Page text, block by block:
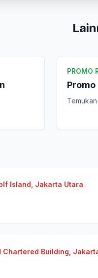
PROMO
Promo
Island, Jakarta Utara
Chartered Building,